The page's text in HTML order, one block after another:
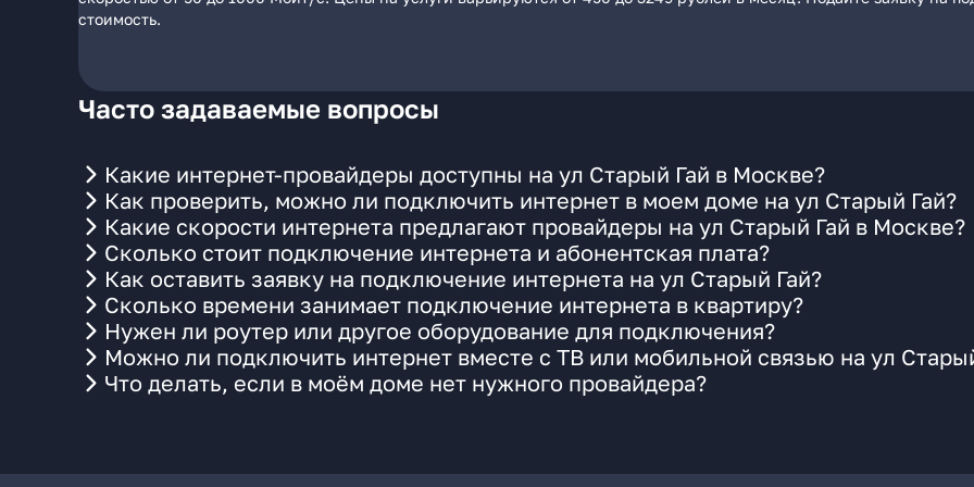
стоимость.
Часто задаваемые вопросы
Какие интернет-провайдеры доступны на ул Старый Гай в Москве?
Как проверить, можно ли подключить интернет в моем доме на ул Старый Гай?
Какие скорости интернета предлагают провайдеры на ул Старый Гай в Москве?
Сколько стоит подключение интернета и абонентская плата?
Как оставить заявку на подключение интернета на ул Старый Гай?
Сколько времени занимает подключение интернета в квартиру?
Нужен ли роутер или другое оборудование для подключения?
Можно ли подключить интернет вместе с ТВ или мобильной связью на ул
Что делать, если в моём доме нет нужного провайдера?